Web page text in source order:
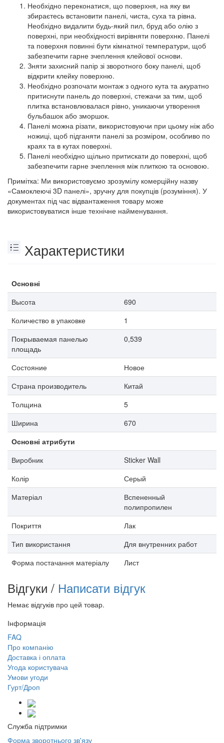
Необхідно переконатися, що поверхня, на яку ви
збираєтесь встановити панелі, чиста, суха та рівна.
Необхідно видалити будь-який пил, бруд або олію з
поверхні, при необхідності вирівняти поверхню. Панелі
та поверхня повинні бути кімнатної температури, щоб
забезпечити гарне зчеплення клейової основи.
Зняти захисний папір зі зворотного боку панелі, щоб
відкрити клейку поверхню.
Необхідно розпочати монтаж з одного кута та акуратно
притиснути панель до поверхні, стежачи за тим, щоб
плитка встановлювалася рівно, уникаючи утворення
бульбашок або зморшок.
Панелі можна різати, використовуючи при цьому ніж або
ножиці, щоб підганяти панелі за розміром, особливо по
краях та в кутах поверхні.
Панелі необхідно щільно притискати до поверхні, щоб
забезпечити гарне зчеплення між плиткою та основою.
Примітка: Ми використовуємо зрозумілу комерційну назву
«Самоклеючі 3D панелі», зручну для покупців (розуміння). У
документах під час відвантаження товару може
використовуватися інше технічне найменування.
Характеристики
Основні
Высота
690
Количество в упаковке
1
Покрываемая панелью
площадь
0,539
Состояние
Новое
Страна производитель
Китай
Толщина
5
Ширина
670
Основні атрибути
Виробник
Sticker Wall
Колір
Серый
Матеріал
Вспененный
полипропилен
Покриття
Лак
Тип використання
Для внутренних работ
Форма постачання матеріалу
Лист
Відгуки / Написати відгук
Немає відгуків про цей товар.
Інформація
FAQ
Про компанію
Доставка і оплата
Угода користувача
Умови угоди
Гурт/Дроп
Служба підтримки
Форма зворотнього зв'язу